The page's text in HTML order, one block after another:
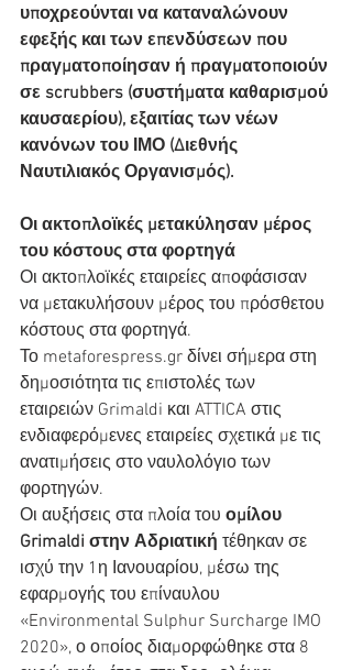
υποχρεούνται να καταναλώνουν
εφεξής και των επενδύσεων που
πραγματοποίησαν ή πραγματοποιούν
σε scrubbers (συστήματα καθαρισμού
καυσαερίου), εξαιτίας των νέων
κανόνων του ΙΜΟ (Διεθνής
Ναυτιλιακός Οργανισμός).
Οι ακτοπλοϊκές μετακύλησαν μέρος
του κόστους στα φορτηγά
Οι ακτοπλοϊκές εταιρείες αποφάσισαν
να μετακυλήσουν μέρος του πρόσθετου
κόστους στα φορτηγά.
Το metaforespress.gr δίνει σήμερα στη
δημοσιότητα τις επιστολές των
εταιρειών Grimaldi και ATTICA στις
ενδιαφερόμενες εταιρείες σχετικά με τις
ανατιμήσεις στο ναυλολόγιο των
φορτηγών.
Οι αυξήσεις στα πλοία του ομίλου
Grimaldi στην Αδριατική τέθηκαν σε
ισχύ την 1η Ιανουαρίου, μέσω της
εφαρμογής του επίναυλου
«Environmental Sulphur Surcharge IMO
2020», ο οποίος διαμορφώθηκε στα 8